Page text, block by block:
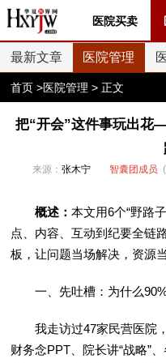
医院买卖
最新文章 医院管理
首页 >医院管理 > 正文
把“开会”这件事玩出花
来源：张木宁 智囊团成员
概述：本文用6个“野路
点、内容、互动到纪要全链
板，让问题当场解决，资源
一、先吐槽：为什么90%
我走访过47家民营医院，
财务念PPT、院长讲“战略”